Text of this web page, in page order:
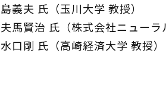
島義夫 氏（玉川大学 教授）
夫馬賢治 氏（株式会社ニューラ
水口剛 氏（高崎経済大学 教授）